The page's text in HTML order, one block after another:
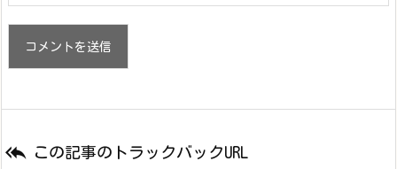
 この記事のトラックバックURL